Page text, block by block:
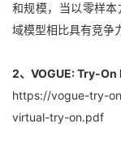
和规模，当以零样
域模型相比具有竞争
2、VOGUE: Try-
https://vogue-try-
virtual-try-on.pdf